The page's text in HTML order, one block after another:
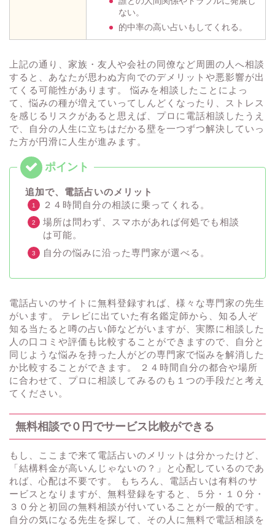
ない。
的中率の高い占いもしてくれる。
上記の通り、家族・友人や会社の同僚など周囲の人へ相談
すると、あなたが思わぬ方向でのデメリットや悪影響が出
てくる可能性があります。 悩みを相談したことによっ
て、悩みの種が増えていってしんどくなったり、ストレス
を感じるリスクがあると思えば、プロに電話相談したうえ
で、自分の人生に立ちはだかる壁を一つずつ解決していっ
た方が円滑に人生が進みます。
追加で、電話占いのメリット
２４時間自分の相談に乗ってくれる。
場所は問わず、スマホがあれば何処でも相談
は可能。
自分の悩みに沿った専門家が選べる。
電話占いのサイトに無料登録すれば、様々な専門家の先生
がいます。 テレビに出ていた有名鑑定師から、知る人ぞ
知る当たると噂の占い師などがいますが、実際に相談した
人の口コミや評価も比較することができますので、自分と
同じような悩みを持った人がどの専門家で悩みを解消した
か比較することができます。 ２４時間自分の都合や場所
に合わせて、プロに相談してみるのも１つの手段だと考え
てください。
無料相談で０円でサービス比較ができる
もし、ここまで来て電話占いのメリットは分かったけど、
「結構料金が高いんじゃないの？」と心配しているのであ
れば、心配は不要です。 もちろん、電話占いは有料のサ
ービスとなりますが、無料登録をすると、５分・１０分・
３０分と初回の無料相談が付いていることが一般的です。
自分の気になる先生を探して、その人に無料で電話相談を